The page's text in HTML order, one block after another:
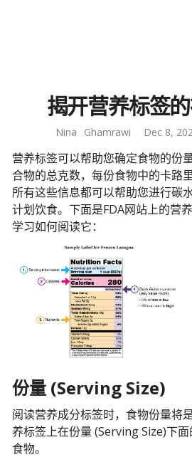
揭开营养标签
Nina Ghamrawi Dec 8,
营养标签可以帮助您确定食物的份
合物的总克数，每份食物中的卡路
所有这些信息都可以帮助您进行碳
计划饮食。下面是FDA网站上的营
学习如何阅读它：
份量 (Serving Size)
阅读营养成分标签时，食物份量将
养标签上在份量 (Serving Size)下
食物。